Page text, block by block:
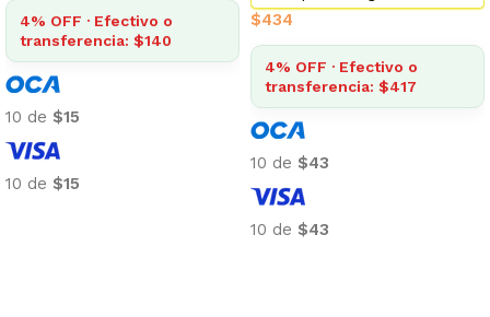
4% OFF · Efectivo o
transferencia: $140
10 de $15
10 de $15
$434
4% OFF · Efectivo o
transferencia: $417
10 de $43
10 de $43